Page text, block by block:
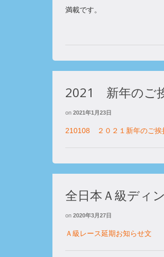
満載です。
2021 新年のご
on 2021年1月23日
210108 ２０２１新年のご挨
全日本Ａ級ディ
on 2020年3月27日
Ａ級レース延期お知らせ文